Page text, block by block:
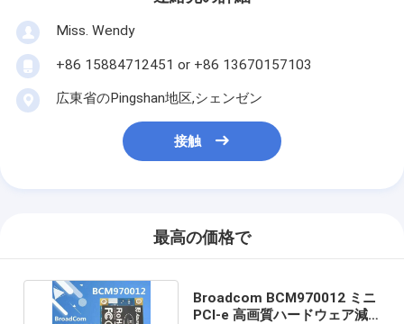
Miss. Wendy
+86 15884712451 or +86 13670157103
広東省のPingshan地区,シェンゼン
接触
最高の価格で
Broadcom BCM970012 ミニ
PCI-e 高画質ハードウェア減